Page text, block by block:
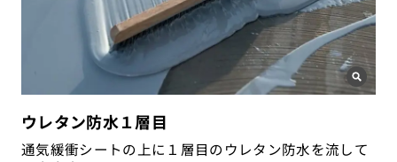
ウレタン防水１層目
通気緩衝シートの上に１層目のウレタン防水を流して